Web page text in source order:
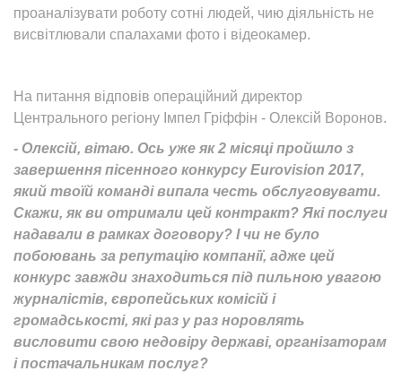
проаналізувати роботу сотні людей, чию діяльність не
висвітлювали спалахами фото і відеокамер.
На питання відповів операційний директор
Центрального регіону Імпел Гріффін - Олексій Воронов.
- Олексій, вітаю. Ось уже як 2 місяці пройшло з
завершення пісенного конкурсу Eurovision 2017,
який твоїй команді випала честь обслуговувати.
Скажи, як ви отримали цей контракт? Які послуги
надавали в рамках договору? І чи не було
побоювань за репутацію компанії, адже цей
конкурс завжди знаходиться під пильною увагою
журналістів, європейських комісій і
громадськості, які раз у раз норовлять
висловити свою недовіру державі, організаторам
і постачальникам послуг?